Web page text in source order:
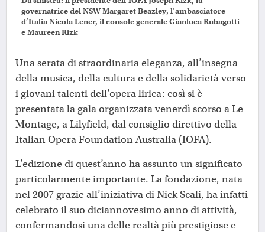
governatrice del NSW Margaret Beazley, l’ambasciatore
d’Italia Nicola Lener, il console generale Gianluca Rubagotti
e Maureen Rizk
Una serata di straordinaria eleganza, all’insegna
della musica, della cultura e della solidarietà verso
i giovani talenti dell’opera lirica: così si è
presentata la gala organizzata venerdì scorso a Le
Montage, a Lilyfield, dal consiglio direttivo della
Italian Opera Foundation Australia (IOFA).
L’edizione di quest’anno ha assunto un significato
particolarmente importante. La fondazione, nata
nel 2007 grazie all’iniziativa di Nick Scali, ha infatti
celebrato il suo diciannovesimo anno di attività,
confermandosi una delle realtà più prestigiose e